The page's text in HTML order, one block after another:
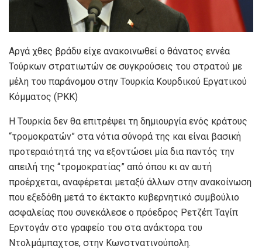
Αργά χθες βράδυ είχε ανακοινωθεί ο θάνατος εννέα
Τούρκων στρατιωτών σε συγκρούσεις του στρατού με
μέλη του παράνομου στην Τουρκία Κουρδικού Εργατικού
Κόμματος (ΡΚΚ)
Η Τουρκία δεν θα επιτρέψει τη δημιουργία ενός κράτους
“τρομοκρατών” στα νότια σύνορά της και είναι βασική
προτεραιότητά της να εξοντώσει μία δια παντός την
απειλή της “τρομοκρατίας” από όπου κι αν αυτή
προέρχεται, αναφέρεται μεταξύ άλλων στην ανακοίνωση
που εξεδόθη μετά το έκτακτο κυβερνητικό συμβούλιο
ασφαλείας που συνεκάλεσε ο πρόεδρος Ρετζέπ Ταγίπ
Ερντογάν στο γραφείο του στα ανάκτορα του
Ντολμάμπαχτσε, στην Κωνστνατινούπολη.